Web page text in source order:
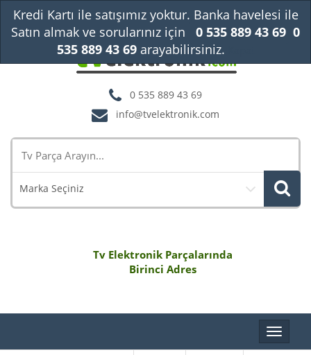
0 535 889 43 69
info@tvelektronik.com
Marka Seçiniz
Tv Elektronik Parçalarında
Birinci Adres
Toggle
Kredi Kartı ile satışımız yoktur. Banka havelesi ile
Satın almak ve sorularınız için
0 535 889 43 69 0
535 889 43 69arayabilirsiniz.